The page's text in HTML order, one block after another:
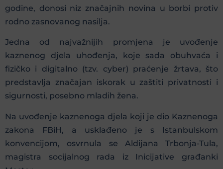
godine, donosi niz značajnih novina u borbi protiv
rodno zasnovanog nasilja.
Jedna od najvažnijih promjena je uvođenje
kaznenog djela uhođenja, koje sada obuhvaća i
fizičko i digitalno (tzv. cyber) praćenje žrtava, što
predstavlja značajan iskorak u zaštiti privatnosti i
sigurnosti, posebno mladih žena.
Na uvođenje kaznenoga djela koji je dio Kaznenoga
zakona FBiH, a usklađeno je s Istanbulskom
konvencijom, osvrnula se Aldijana Trbonja-Tula,
magistra socijalnog rada iz Inicijative građanki